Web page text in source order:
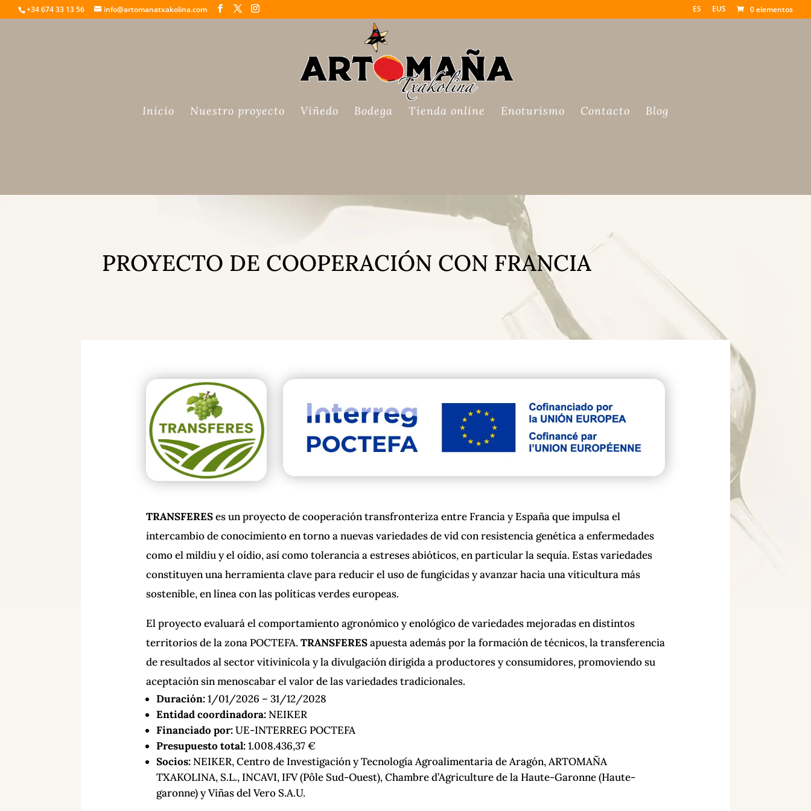
+34 674 33 13 56 info@artomanatxakolina.com ES EUS 0 elementos
Inicio Nuestro proyecto Viñedo Bodega Tienda online Enoturismo Contacto Blog
PROYECTO DE COOPERACIÓN CON FRANCIA
TRANSFERESes un proyecto de cooperación transfronteriza entre Francia y España que impulsa el
intercambio de conocimiento en torno a nuevas variedades de vid con resistencia genética a enfermedades
como el mildiu y el oídio, así como tolerancia a estreses abióticos, en particular la sequía. Estas variedades
constituyen una herramienta clave para reducir el uso de fungicidas y avanzar hacia una viticultura más
sostenible, en línea con las políticas verdes europeas.
El proyecto evaluará el comportamiento agronómico y enológico de variedades mejoradas en distintos
territorios de la zona POCTEFA. TRANSFERESapuesta además por la formación de técnicos, la transferencia
de resultados al sector vitivinícola y la divulgación dirigida a productores y consumidores, promoviendo su
aceptación sin menoscabar el valor de las variedades tradicionales.
Duración:1/01/2026 – 31/12/2028
Entidad coordinadora:NEIKER
Financiado por:UE-INTERREG POCTEFA
Presupuesto total:1.008.436,37 €
Socios:NEIKER, Centro de Investigación y Tecnología Agroalimentaria de Aragón, ARTOMAÑA
TXAKOLINA, S.L., INCAVI, IFV (Pôle Sud-Ouest), Chambre d’Agriculture de la Haute-Garonne (Haute-
garonne) y Viñas del Vero S.A.U.